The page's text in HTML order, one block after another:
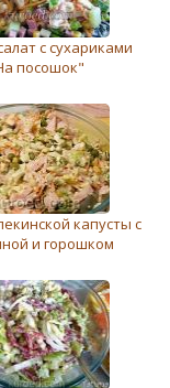
с сухариками
посошок"
капусты с
и горошком